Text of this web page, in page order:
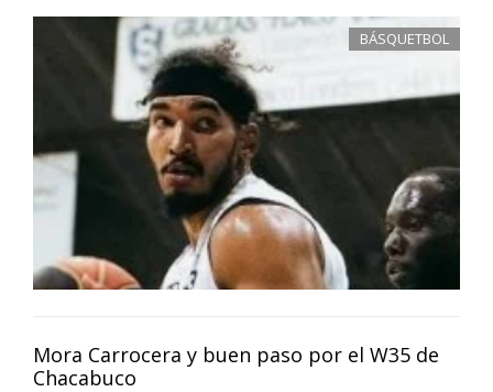
BÁSQUETBOL
Mora Carrocera y buen paso por el W35 de
Chacabuco